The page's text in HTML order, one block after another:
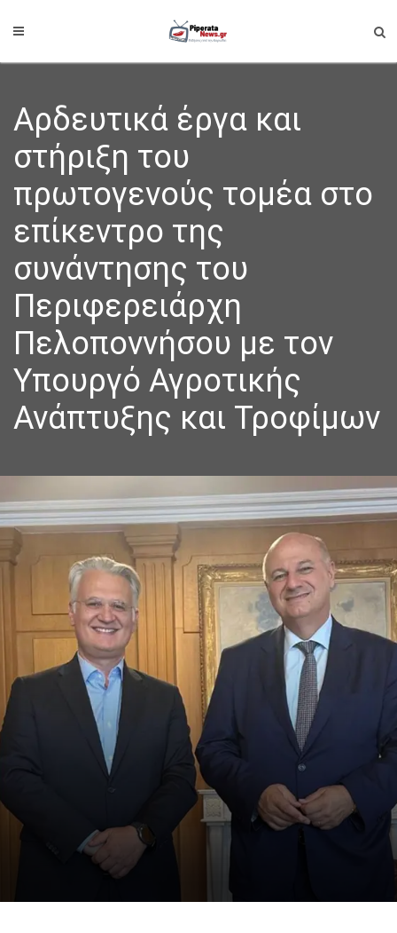
Αρδευτικά έργα και
στήριξη του
πρωτογενούς τομέα στο
επίκεντρο της
συνάντησης του
Περιφερειάρχη
Πελοποννήσου με τον
Υπουργό Αγροτικής
Ανάπτυξης και Τροφίμων